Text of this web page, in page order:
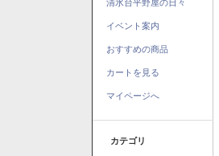
清水台平野屋の日々
イベント案内
おすすめの商品
カートを見る
マイページへ
カテゴリ